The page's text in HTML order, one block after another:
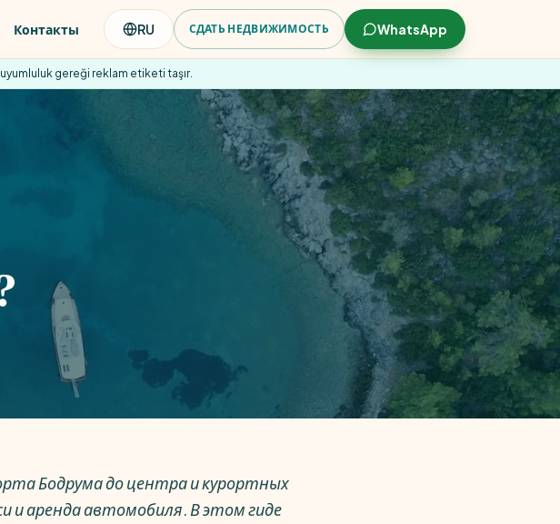
Контакты RU СДАТЬ НЕДВИЖИМОСТЬ WhatsApp
gereği reklam etiketi taşır.
Бодрума до центра и курортных
и аренда автомобиля. В этом гиде